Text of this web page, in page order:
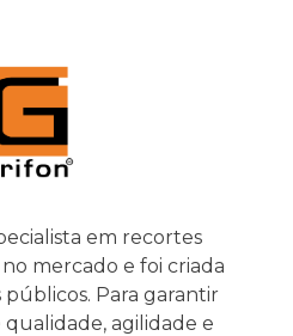
em recortes
mercado e foi criada
Para garantir
agilidade e